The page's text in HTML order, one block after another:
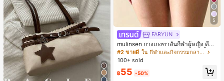
5
FARYUN
mulinsen กางเกงขาสั้นกีฬาผู้หญิง ดีไซ
น์ปลายเปิด เอวยืดหยุ่น กางเกงขาสั้น
ลำลองกีฬาฤดูร้อน ความยาว 3/4
#2 ขายดี
ใน กีฬาและกิจกรรมกลางแจ้ง
100+ sold
฿55 -50%